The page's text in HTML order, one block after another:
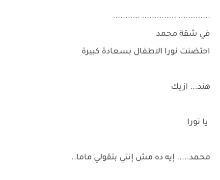
............. .............. ...........
في شقة محمد
احتضنت نورا الاطفال بسعادة كبيرة
هند... ازيك
يا نورا
محمد..... إيه ده مش إنتي بتقولي ماما..